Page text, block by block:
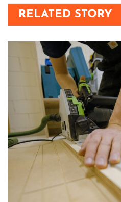
RELATED STORY